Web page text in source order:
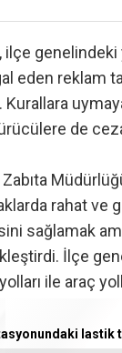
genelindeki
eden reklam
Kurallara
de
rahat ve
sağlamak
İlçe
ile araç
ve